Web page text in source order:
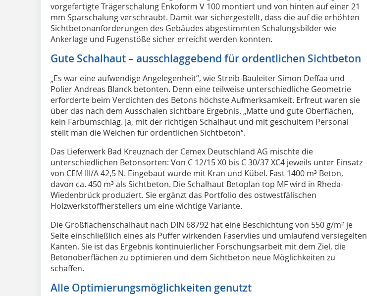
vorgefertigte Trägerschalung Enkoform V 100 montiert und von hinten auf einer 21
mm Sparschalung verschraubt. Damit war sichergestellt, dass die auf die erhöhten
Sichtbetonanforderungen des Gebäudes abgestimmten Schalungsbilder wie
Ankerlage und Fugenstöße sicher erreicht werden konnten.
Gute Schalhaut – ausschlaggebend für ordentlichen Sichtbeton
„Es war eine aufwendige Angelegenheit“, wie Streib-Bauleiter Simon Deffaa und
Polier Andreas Blanck betonten. Denn eine teilweise unterschiedliche Geometrie
erforderte beim Verdichten des Betons höchste Aufmerksamkeit. Erfreut waren sie
über das nach dem Ausschalen sichtbare Ergebnis. „Matte und gute Oberflächen,
kein Farbumschlag. Ja, mit der richtigen Schalhaut und mit geschultem Personal
stellt man die Weichen für ordentlichen Sichtbeton“.
Das Lieferwerk Bad Kreuznach der Cemex Deutschland AG mischte die
unterschiedlichen Betonsorten: Von C 12/15 X0 bis C 30/37 XC4 jeweils unter Einsatz
von CEM III/A 42,5 N. Eingebaut wurde mit Kran und Kübel. Fast 1400 m³ Beton,
davon ca. 450 m³ als Sichtbeton. Die Schalhaut Betoplan top MF wird in Rheda-
Wiedenbrück produziert. Sie ergänzt das Portfolio des ostwestfälischen
Holzwerkstoffherstellers um eine wichtige Variante.
Die Großflächenschalhaut nach DIN 68792 hat eine Beschichtung von 550 g/m² je
Seite einschließlich eines als Puffer wirkenden Faservlies und umlaufend versiegelten
Kanten. Sie ist das Ergebnis kontinuierlicher Forschungsarbeit mit dem Ziel, die
Betonoberflächen zu optimieren und dem Sichtbeton neue Möglichkeiten zu
schaffen.
Alle Optimierungsmöglichkeiten genutzt